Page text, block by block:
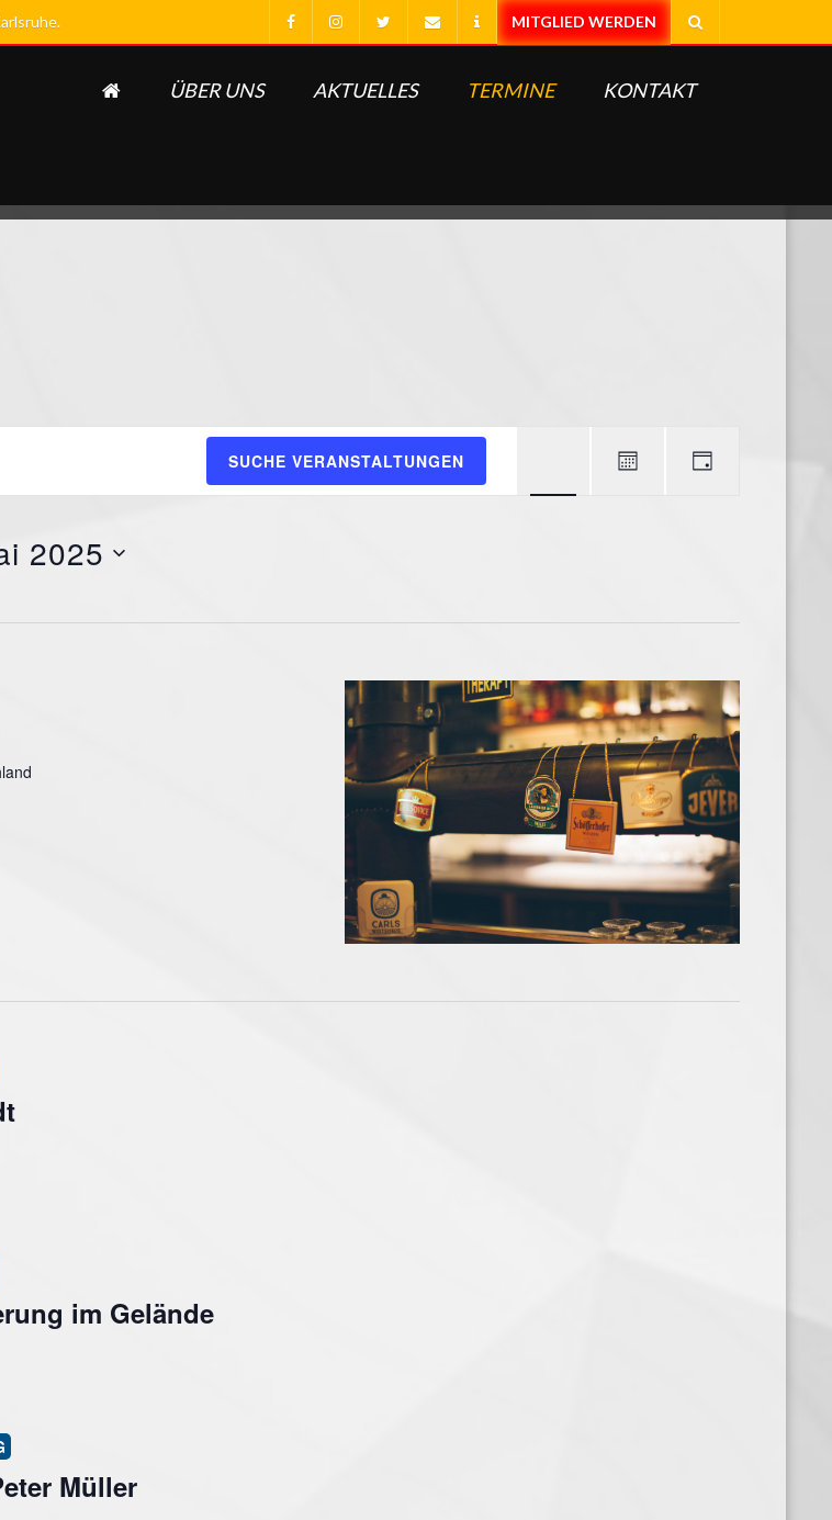
ÜBER UNS AKTUELLES TERMINE KONTAKT
SUCHE VERANSTALTUNGEN
Ansichten-
Navigation
2025
im Gelände
Müller